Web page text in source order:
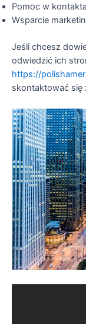
Pomoc w
Wsparcie
Jeśli chcesz
odwiedzić ich
https://
skontaktować się